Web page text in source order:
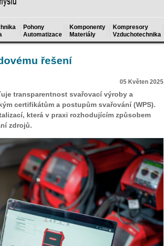
Pohony
Automatizace
Komponenty
Materiály
Kompresory
Vzduchotechnika
řešení
05 Květen 2025
transparentnost svařovací výroby a
certifikátům a postupům svařování (WPS).
která v praxi rozhodujícím způsobem
zdrojů.